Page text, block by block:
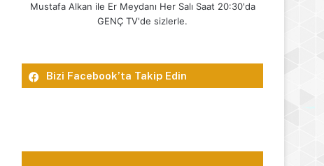
Mustafa Alkan ile Er Meydanı Her Salı Saat 20:30'da
GENÇ TV'de sizlerle.
Bizi Facebook’ta Takip Edin